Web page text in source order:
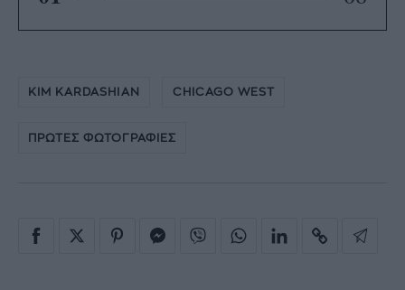
KIM KARDASHIAN CHICAGO WEST
ΠΡΩΤΕΣ ΦΩΤΟΓΡΑΦΙΕΣ